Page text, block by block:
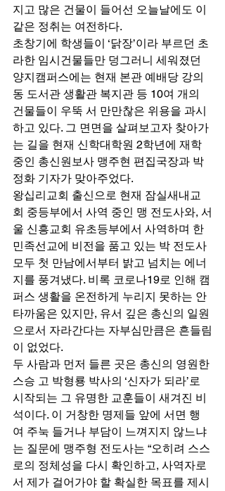
지고 많은 건물이 들어선 오늘날에도 이
같은 정취는 여전하다.
초창기에 학생들이 ‘닭장’이라 부르던 초
라한 임시건물들만 덩그러니 세워졌던
양지캠퍼스에는 현재 본관 예배당 강의
동 도서관 생활관 복지관 등 10여 개의
건물들이 우뚝 서 만만찮은 위용을 과시
하고 있다. 그 면면을 살펴보고자 찾아가
는 길을 현재 신학대학원 2학년에 재학
중인 총신원보사 맹주현 편집국장과 박
정화 기자가 맞아주었다.
왕십리교회 출신으로 현재 잠실새내교
회 중등부에서 사역 중인 맹 전도사와, 서
울 신흥교회 유초등부에서 사역하며 한
민족선교에 비전을 품고 있는 박 전도사
모두 첫 만남에서부터 밝고 넘치는 에너
지를 풍겨냈다. 비록 코로나19로 인해 캠
퍼스 생활을 온전하게 누리지 못하는 안
타까움은 있지만, 유서 깊은 총신의 일원
으로서 자라간다는 자부심만큼은 흔들림
이 없었다.
두 사람과 먼저 들른 곳은 총신의 영원한
스승 고 박형룡 박사의 ‘신자가 되라’로
시작되는 그 유명한 교훈들이 새겨진 비
석이다. 이 거창한 명제들 앞에 서면 행
여 주눅 들거나 부담이 느껴지지 않느냐
는 질문에 맹주형 전도사는 “오히려 스스
로의 정체성을 다시 확인하고, 사역자로
서 제가 걸어가야 할 확실한 목표를 제시